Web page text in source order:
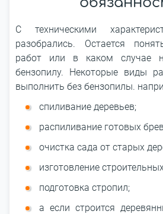
С техническими
разобрались. Остается
работ или в каком случае
бензопилу. Некоторые виды
выполнить без бензопилы.
спиливание деревьев;
распиливание готовых
очистка сада от старых
изготовление
подготовка стропил;
а если строится